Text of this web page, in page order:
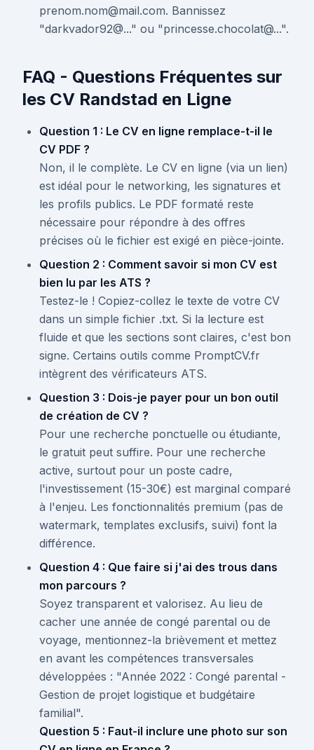
prenom.nom@mail.com. Bannissez
"darkvador92@..." ou "princesse.chocolat@...".
FAQ - Questions Fréquentes sur
les CV Randstad en Ligne
Question 1 : Le CV en ligne remplace-t-il le
CV PDF ?
Non, il le complète. Le CV en ligne (via un lien)
est idéal pour le networking, les signatures et
les profils publics. Le PDF formaté reste
nécessaire pour répondre à des offres
précises où le fichier est exigé en pièce-jointe.
Question 2 : Comment savoir si mon CV est
bien lu par les ATS ?
Testez-le ! Copiez-collez le texte de votre CV
dans un simple fichier .txt. Si la lecture est
fluide et que les sections sont claires, c'est bon
signe. Certains outils comme PromptCV.fr
intègrent des vérificateurs ATS.
Question 3 : Dois-je payer pour un bon outil
de création de CV ?
Pour une recherche ponctuelle ou étudiante,
le gratuit peut suffire. Pour une recherche
active, surtout pour un poste cadre,
l'investissement (15-30€) est marginal comparé
à l'enjeu. Les fonctionnalités premium (pas de
watermark, templates exclusifs, suivi) font la
différence.
Question 4 : Que faire si j'ai des trous dans
mon parcours ?
Soyez transparent et valorisez. Au lieu de
cacher une année de congé parental ou de
voyage, mentionnez-la brièvement et mettez
en avant les compétences transversales
développées : "Année 2022 : Congé parental -
Gestion de projet logistique et budgétaire
familial".
Question 5 : Faut-il inclure une photo sur son